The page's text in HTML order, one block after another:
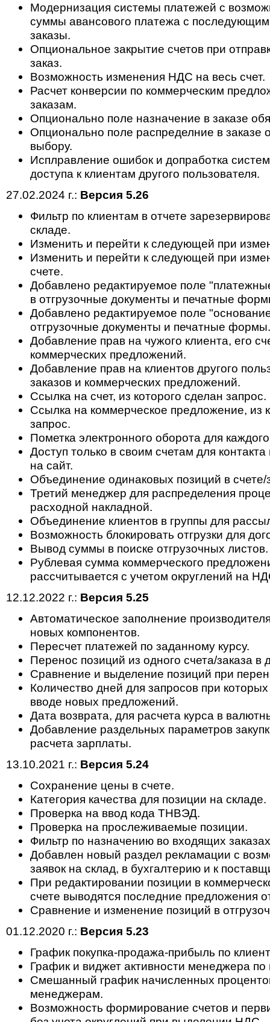
Модернизация системы платежей с
суммы авансового платежа с
заказы.
Опциональное закрытие счетов при
заказ.
Возможность изменения НДС на весь счет.
Расчет конверсии по коммерческим
заказам.
Опционально поле назначение в заказе
Опционально поле распределние в заказе
выбору.
Исплравление ошибок и допработка
доступа к клиентам другого пользователя.
27.02.2024 г.: Версия 5.26
Фильтр по клиентам в отчете
складе.
Изменить и перейти к следующей при
Изменить и перейти к следующей при
счете.
Добавлено редактируемое поле
в отгрузочные документы и печатные
Добавлено редактируемое поле
отгрузочные документы и печатные формы.
Добавление прав на чужого клиента, его
коммерческих предложений.
Добавление прав на клиентов другого
заказов и коммерческих предложений.
Ссылка на счет, из которого сделан запрос.
Ссылка на коммерческое предложение, из
запрос.
Пометка электронного оборота для
Доступ только в своим счетам для
на сайт.
Объединение одинаковых позиций в счете/
Третий менеджер для распределения
расходной накладной.
Объединение клиентов в группы для
Возможность блокировать отгрузки для
Вывод суммы в поиске отгрузочных листов.
Рублевая сумма коммерческого
рассчитывается с учетом округлений на
12.12.2022 г.: Версия 5.25
Автоматическое заполнение
новых компонентов.
Пересчет платежей по заданному курсу.
Перенос позиций из одного счета/заказа в
Сравнение и выделение позиций при
Количество дней для запросов при
вводе новых предложений.
Дата возврата, для расчета курса в
Добавление раздельных параметров
расчета зарплаты.
13.10.2021 г.: Версия 5.24
Сохранение цены в счете.
Категория качества для позиции на складе.
Проверка на ввод кода ТНВЭД.
Проверка на прослеживаемые позиции.
Фильтр по назначению во входящих
Добавлен новый раздел рекламации с
заявок на склад, в бухгалтерию и к
При редактировании позиции в
счете выводятся последние предложения
Сравнение и изменение позиций в
01.12.2020 г.: Версия 5.23
График покупка-продажа-прибыль по
График и виджет активности менеджера
Смешанный график начисленных
менеджерам.
Возможность формирование счетов и